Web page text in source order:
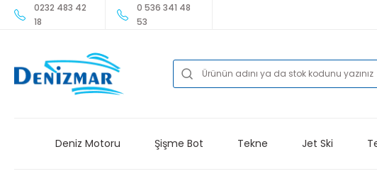
0232 483 42
18
0 536 341 48
53
Deniz Motoru Şişme Bot Tekne Jet Ski